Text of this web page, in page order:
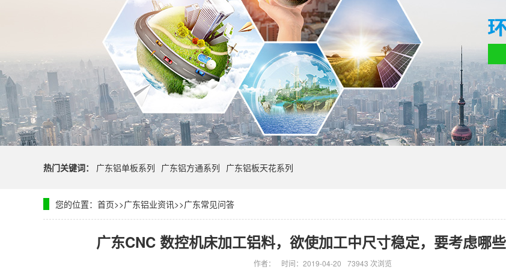
热门关键词： 广东铝单板系列 广东铝方通系列 广东铝板天花系列
您的位置： 首页>>广东铝业资讯>>广东常见问答
广东CNC 数控机床加工铝料，欲使加工中尺寸稳定，要考虑哪些
作者： 时间：2019-04-20 73943 次浏览